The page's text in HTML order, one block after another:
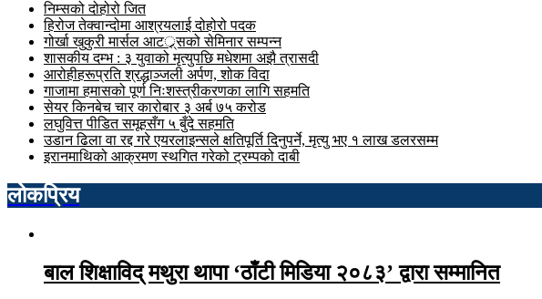
निम्सको दोहोरो जित
हिरोज तेक्वान्दोमा आश्रयलाई दोहोरो पदक
गोर्खा खुकुरी मार्सल आटर््र्सको सेमिनार सम्पन्न
शासकीय दम्भ : ३ युवाको मृत्युपछि मधेशमा अझै त्रासदी
आरोहीहरूप्रति श्रद्धाञ्जली अर्पण, शोक विदा
गाजामा हमासको पूर्ण निःशस्त्रीकरणका लागि सहमति
सेयर किनबेच चार कारोबार ३ अर्ब ७५ करोड
लघुवित्त पीडित समूहसँग ५ बुँदे सहमति
उडान ढिला वा रद्द गरे एयरलाइन्सले क्षतिपूर्ति दिनुपर्ने, मृत्यु भए १ लाख डलरसम्म
इरानमाथिको आक्रमण स्थगित गरेको ट्रम्पको दाबी
लोकप्रिय
बाल शिक्षाविद् मथुरा थापा ‘ठाँटी मिडिया २०८३’ द्वारा सम्मानित